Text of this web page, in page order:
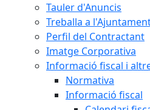
Tauler d'Anuncis
Treballa a
Perfil del Contractant
Imatge Corporativa
Informació fiscal i
Normativa
Informació fiscal